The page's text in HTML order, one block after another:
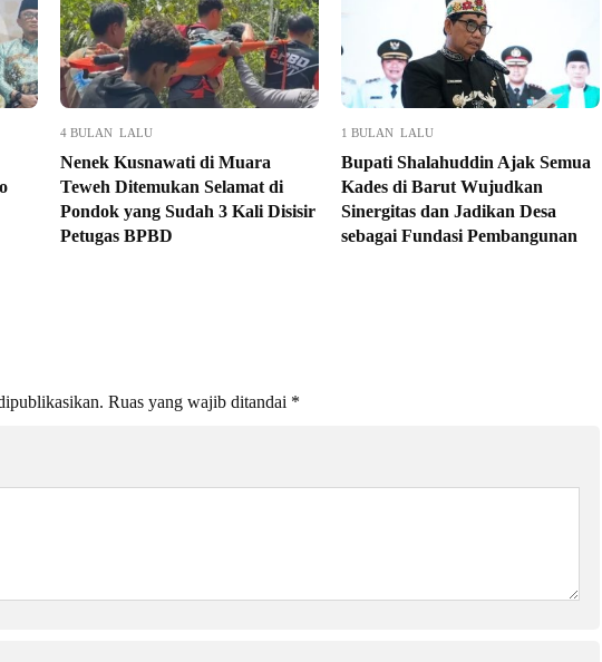
4 BULAN LALU
Nenek Kusnawati di Muara
Teweh Ditemukan Selamat di
Pondok yang Sudah 3 Kali Disisir
Petugas BPBD
1 BULAN LALU
Bupati Shalahuddin Ajak Semua
Kades di Barut Wujudkan
Sinergitas dan Jadikan Desa
sebagai Fundasi Pembangunan
Ruas yang wajib ditandai *